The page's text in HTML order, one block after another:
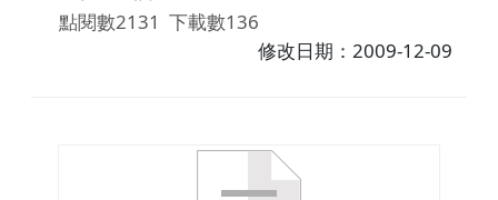
點閱數2131 下載數136
修改日期：2009-12-09